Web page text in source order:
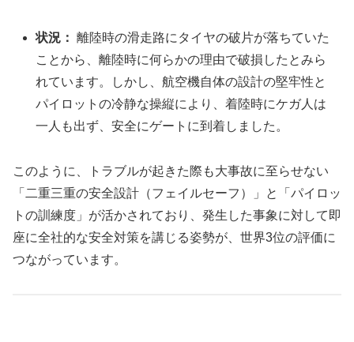
状況： 離陸時の滑走路にタイヤの破片が落ちていた
ことから、離陸時に何らかの理由で破損したとみら
れています。しかし、航空機自体の設計の堅牢性と
パイロットの冷静な操縦により、着陸時にケガ人は
一人も出ず、安全にゲートに到着しました。
このように、トラブルが起きた際も大事故に至らせない
「二重三重の安全設計（フェイルセーフ）」と「パイロッ
トの訓練度」が活かされており、発生した事象に対して即
座に全社的な安全対策を講じる姿勢が、世界3位の評価に
つながっています。